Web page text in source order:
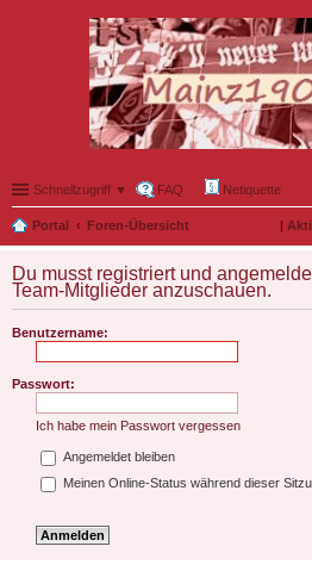
Schnellzugriff ▼ FAQ Netiquette
Portal Foren-Übersicht |
Du musst registriert und
Team-Mitglieder anzuschauen.
Benutzername:
Passwort:
Ich habe mein Passwort vergessen
Angemeldet bleiben
Meinen Online-Status während dieser